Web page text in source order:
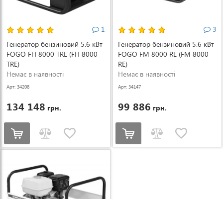
1
Генератор бензиновий 5.6 кВт
FOGO FH 8000 TRE (FH 8000
TRE)
Немає в наявності
Арт: 34208
134 148 грн.
3
Генератор бензиновий 5.6 кВт
FOGO FM 8000 RE (FM 8000
RE)
Немає в наявності
Арт: 34147
99 886 грн.